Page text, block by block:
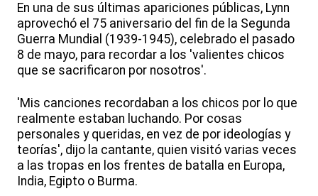
En una de sus últimas apariciones públicas, Lynn
aprovechó el 75 aniversario del fin de la Segunda
Guerra Mundial (1939-1945), celebrado el pasado
8 de mayo, para recordar a los 'valientes chicos
que se sacrificaron por nosotros'.
'Mis canciones recordaban a los chicos por lo que
realmente estaban luchando. Por cosas
personales y queridas, en vez de por ideologías y
teorías', dijo la cantante, quien visitó varias veces
a las tropas en los frentes de batalla en Europa,
India, Egipto o Burma.